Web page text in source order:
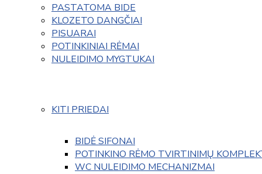
PASTATOMA BIDE
KLOZETO DANGČIAI
PISUARAI
POTINKINIAI RĖMAI
NULEIDIMO MYGTUKAI
KITI PRIEDAI
BIDĖ SIFONAI
POTINKINO RĖMO TVIRTINIMŲ
WC NULEIDIMO MECHANIZMAI